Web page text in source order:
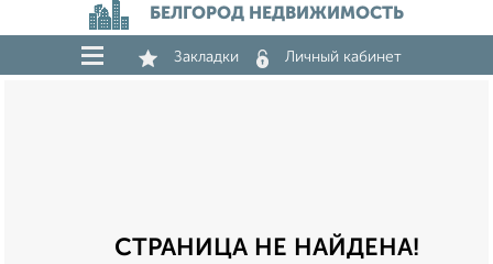
БЕЛГОРОД НЕДВИЖИМОСТЬ
Закладки Личный кабинет
СТРАНИЦА НЕ НАЙДЕНА!